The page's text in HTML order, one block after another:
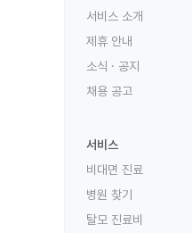
서비스 소개
제휴 안내
소식 · 공지
채용 공고
서비스
비대면 진료
병원 찾기
탈모 진료비